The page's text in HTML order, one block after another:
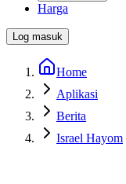
Harga
Log masuk
Home
Aplikasi
Berita
Israel Hayom